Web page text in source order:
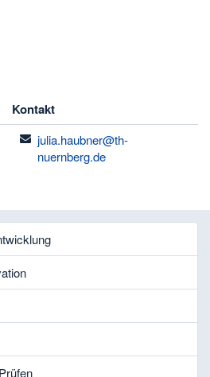
Kontakt
email
julia.haubner@th-
nuernberg.de